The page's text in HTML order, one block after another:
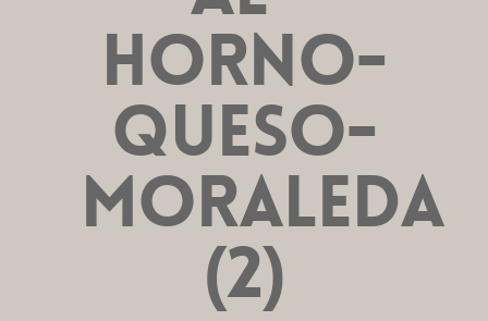
horno-
queso-
moraleda
(2)